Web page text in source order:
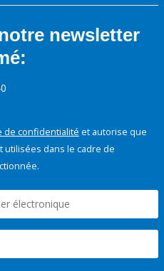
newsletter
de confidentialité et autorise que
dans le cadre de